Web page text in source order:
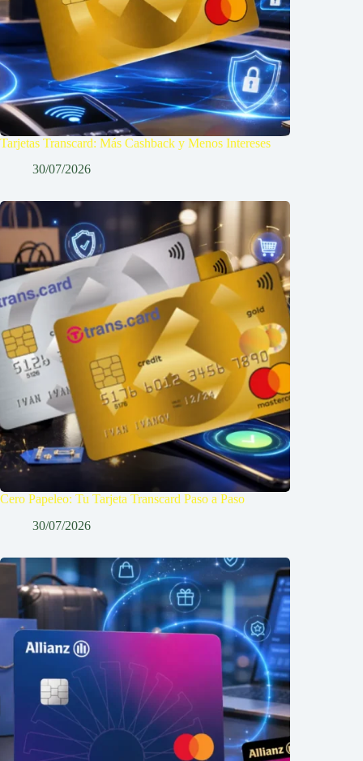
Tarjetas Transcard: Más Cashback y Menos Intereses
30/07/2026
Cero Papeleo: Tu Tarjeta Transcard Paso a Paso
30/07/2026